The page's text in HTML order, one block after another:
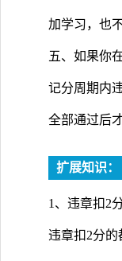
加学习，也
五、如果你
记分周期内
全部通过后
扩展知识：
1、违章扣2
违章扣2分的